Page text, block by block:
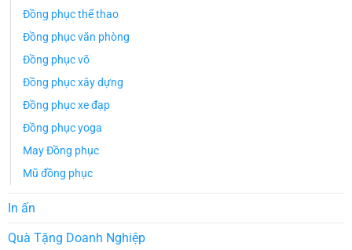
Đồng phục thể thao
Đồng phục văn phòng
Đồng phục võ
Đồng phục xây dựng
Đồng phục xe đạp
Đồng phục yoga
May Đồng phục
Mũ đồng phục
In ấn
Quà Tặng Doanh Nghiệp